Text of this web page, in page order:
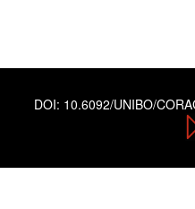
DOI: 10.6092/UNIBO/